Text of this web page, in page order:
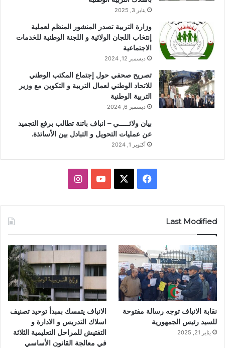
يناير 3, 2025
وزارة التربية تصدر المنشور المنظم لعملية
إنتخاب اللجان الولائية و اللجنة الوطنية للخدمات
الاجتماعية
ديسمبر 12, 2024
تصريح صحفي حول إجتماع المكتب الوطني
للاتحاد الوطني لعمال التربية و التكوين مع وزير
التربية الوطنية
ديسمبر 6, 2024
بيان ولائـــــي – انباف باتنة تطالب برفع التجميد
عن عمليات التحويل و التبادل بين الأساتذة.
أكتوبر 1, 2024
فيسبوك يوتيوبانستقرام
Last Modified
نقابة الانباف توجه رسالة مفتوحة
للسيد رئيس الجمهورية
يناير 21, 2025
الانباف يتمسك بمبدأ توحيد تصنيف
اسلاك التدريس و الادارة و
التفتيش للمراحل التعليمية الثلاثة
في معالجة القانون الأساسي